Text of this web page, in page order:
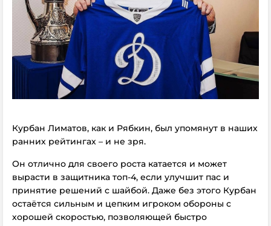
Курбан Лиматов, как и Рябкин, был упомянут в наших
ранних рейтингах – и не зря.
Он отлично для своего роста катается и может
вырасти в защитника топ-4, если улучшит пас и
принятие решений с шайбой. Даже без этого Курбан
остаётся сильным и цепким игроком обороны с
хорошей скоростью, позволяющей быстро